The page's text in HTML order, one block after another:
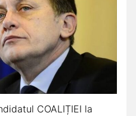
COALIȚIEI la